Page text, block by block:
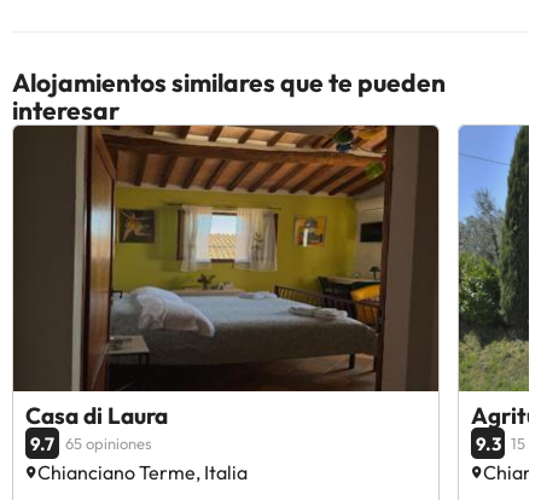
Alojamientos similares que te pueden
interesar
Casa di Laura
9.7 65 opiniones
Chianciano Terme, Italia
9.3 15